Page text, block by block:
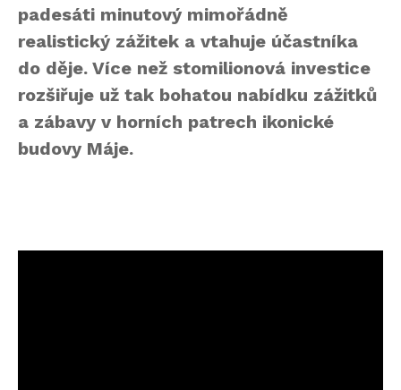
padesáti minutový mimořádně
realistický zážitek a vtahuje účastníka
do děje. Více než stomilionová investice
rozšiřuje už tak bohatou nabídku zážitků
a zábavy v horních patrech ikonické
budovy Máje.